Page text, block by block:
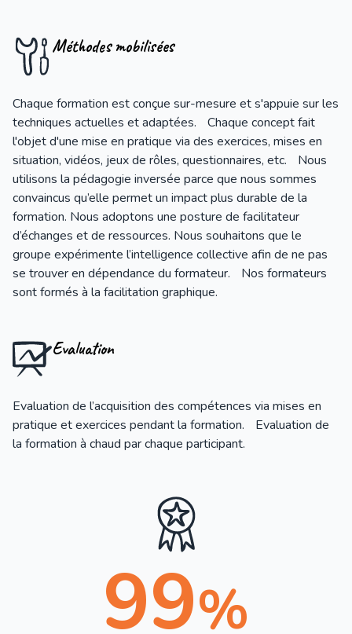
Méthodes mobilisées
Chaque formation est conçue sur-mesure et s'appuie sur les
techniques actuelles et adaptées. Chaque concept fait
l'objet d'une mise en pratique via des exercices, mises en
situation, vidéos, jeux de rôles, questionnaires, etc. Nous
utilisons la pédagogie inversée parce que nous sommes
convaincus qu’elle permet un impact plus durable de la
formation. Nous adoptons une posture de facilitateur
d’échanges et de ressources. Nous souhaitons que le
groupe expérimente l’intelligence collective afin de ne pas
se trouver en dépendance du formateur. Nos formateurs
sont formés à la facilitation graphique.
Evaluation
Evaluation de l’acquisition des compétences via mises en
pratique et exercices pendant la formation. Evaluation de
la formation à chaud par chaque participant.
99%